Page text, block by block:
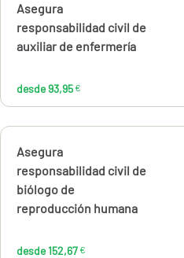
Calcúlalo ahora
Asegura
responsabilidad civil de
auxiliar de enfermería
desde 93,95 €
Calcúlalo ahora
Asegura
responsabilidad civil de
biólogo de
reproducción humana
desde 152,67 €